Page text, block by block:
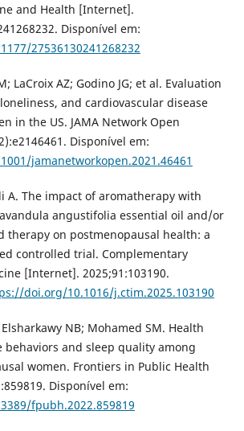
and Health [Internet].
Disponível em:
27536130241268232
LaCroix AZ; Godino JG; et al. Evaluation
and cardiovascular disease
in the US. JAMA Network Open
Disponível em:
jamanetworkopen.2021.46461
A. The impact of aromatherapy with
angustifolia essential oil and/or
therapy on postmenopausal health: a
controlled trial. Complementary
[Internet]. 2025;91:103190.
doi.org/10.1016/j.ctim.2025.103190
NB; Mohamed SM. Health
and sleep quality among
women. Frontiers in Public Health
Disponível em:
fpubh.2022.859819